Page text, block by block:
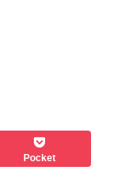
Pocket